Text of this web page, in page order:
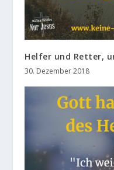
Helfer und Retter,
30. Dezember 2018